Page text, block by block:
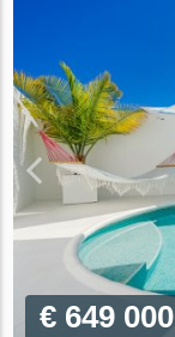
€ 649 000